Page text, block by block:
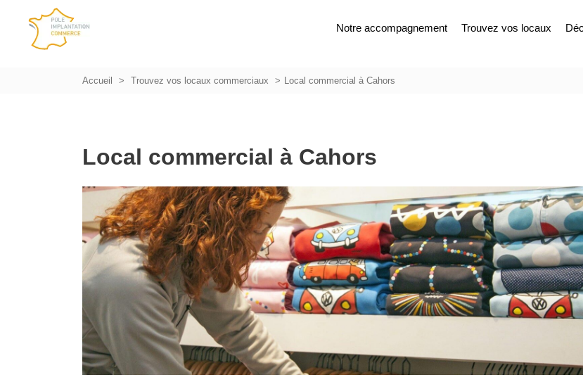
Notre accompagnement Trouvez vos locaux
Accueil Trouvez vos locaux commerciaux Local commercial à Cahors
Local commercial à Cahors